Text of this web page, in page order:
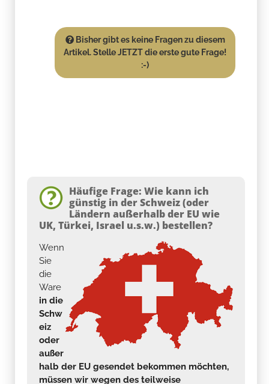
Bisher gibt es keine Fragen zu diesem
Artikel. Stelle JETZT die erste gute Frage!
:-)
Häufige Frage: Wie kann ich
günstig in der Schweiz (oder
Ländern außerhalb der EU wie
UK, Türkei, Israel u.s.w.) bestellen?
Wenn
Sie
die
Ware
in die
Schw
eiz
oder
außer
halb der EU gesendet bekommen möchten,
müssen wir wegen des teilweise